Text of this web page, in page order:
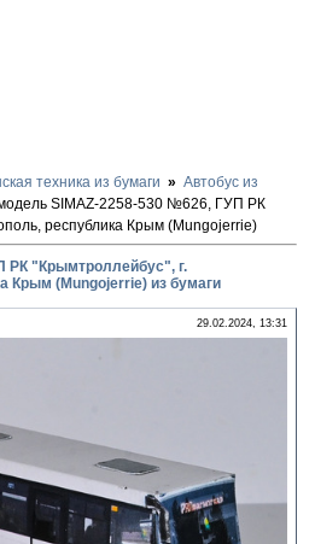
техника из бумаги
Автобус из
SIMAZ-2258-530 №626, ГУП РК
республика Крым (Mungojerrie)
РК "Крымтроллейбус", г.
Крым (Mungojerrie) из бумаги
29.02.2024, 13:31